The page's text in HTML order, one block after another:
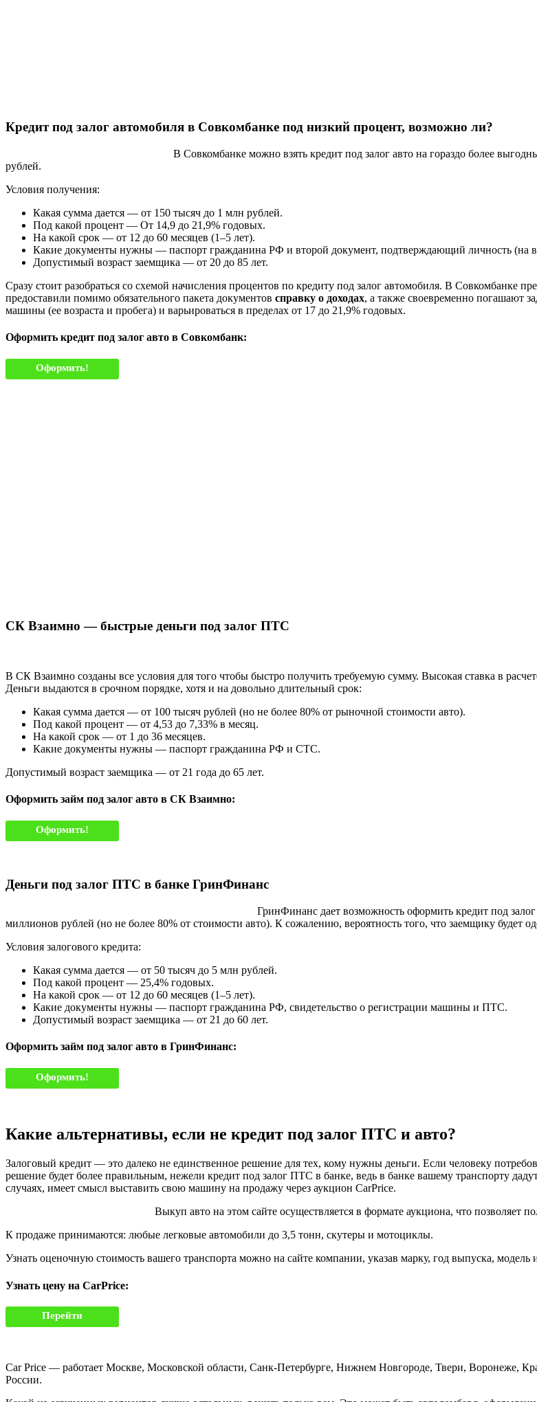
Кредит под залог автомобиля в Совкомбанке под низкий процент, возможно ли?
В Совкомбанке можно взять кредит под залог авто на гораздо более
рублей.
Условия получения:
Какая сумма дается — от 150 тысяч до 1 млн рублей.
Под какой процент — От 14,9 до 21,9% годовых.
На какой срок — от 12 до 60 месяцев (1–5 лет).
Какие документы нужны — паспорт гражданина РФ и второй документ, подтверждающий личность (на
Допустимый возраст заемщика — от 20 до 85 лет.
Сразу стоит разобраться со схемой начисления процентов по кредиту под залог автомобиля. В Совкомбанке
предоставили помимо обязательного пакета документов справку о доходах, а также своевременно погашают
машины (ее возраста и пробега) и варьироваться в пределах от 17 до 21,9% годовых.
Оформить кредит под залог авто в Совкомбанк:
Оформить!
СК Взаимно — быстрые деньги под залог ПТС
В СК Взаимно созданы все условия для того чтобы быстро получить требуемую сумму. Высокая ставка в
Деньги выдаются в срочном порядке, хотя и на довольно длительный срок:
Какая сумма дается — от 100 тысяч рублей (но не более 80% от рыночной стоимости авто).
Под какой процент — от 4,53 до 7,33% в месяц.
На какой срок — от 1 до 36 месяцев.
Какие документы нужны — паспорт гражданина РФ и СТС.
Допустимый возраст заемщика — от 21 года до 65 лет.
Оформить займ под залог авто в СК Взаимно:
Оформить!
Деньги под залог ПТС в банке ГринФинанс
ГринФинанс дает возможность оформить кредит под
миллионов рублей (но не более 80% от стоимости авто). К сожалению, вероятность того, что заемщику будет
Условия залогового кредита:
Какая сумма дается — от 50 тысяч до 5 млн рублей.
Под какой процент — 25,4% годовых.
На какой срок — от 12 до 60 месяцев (1–5 лет).
Какие документы нужны — паспорт гражданина РФ, свидетельство о регистрации машины и ПТС.
Допустимый возраст заемщика — от 21 до 60 лет.
Оформить займ под залог авто в ГринФинанс:
Оформить!
Какие альтернативы, если не кредит под залог ПТС и авто?
Залоговый кредит — это далеко не единственное решение для тех, кому нужны деньги. Если человеку
решение будет более правильным, нежели кредит под залог ПТС в банке, ведь в банке вашему транспорту
случаях, имеет смысл выставить свою машину на продажу через аукцион CarPrice.
Выкуп авто на этом сайте осуществляется в формате аукциона, что позволяет
К продаже принимаются: любые легковые автомобили до 3,5 тонн, скутеры и мотоциклы.
Узнать оценочную стоимость вашего транспорта можно на сайте компании, указав марку, год выпуска, модель
Узнать цену на CarPrice:
Перейти
Car Price — работает Москве, Московской области, Санк-Петербурге, Нижнем Новгороде, Твери, Воронеже,
России.